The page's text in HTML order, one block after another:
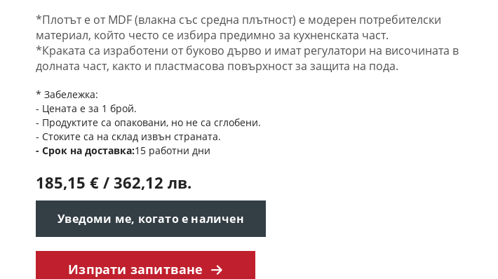
*Плотът е от MDF (влакна със средна плътност) е модерен потребителски
материал, който често се избира предимно за кухненската част.
*Краката са изработени от буково дърво и имат регулатори на височината в
долната част, както и пластмасова повърхност за защита на пода.
* Забележка:
- Цената е за 1 брой.
- Продуктите са опаковани, но не са сглобени.
- Стоките са на склад извън страната.
Срок на доставка 15 работни дни
185,15 € / 362,12 лв.
Уведоми ме, когато е наличен
Изпрати запитване